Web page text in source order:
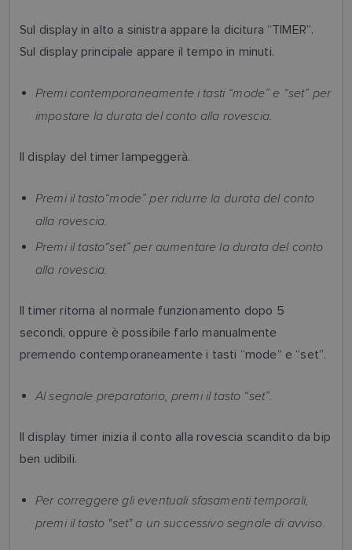
Sul display in alto a sinistra appare la dicitura “TIMER”.
Sul display principale appare il tempo in minuti.
Premi contemporaneamente i tasti “mode” e “set” per
impostare la durata del conto alla rovescia.
Il display del timer lampeggerà.
Premi il tasto“mode” per ridurre la durata del conto
alla rovescia.
Premi il tasto“set” per aumentare la durata del conto
alla rovescia.
Il timer ritorna al normale funzionamento dopo 5
secondi, oppure è possibile farlo manualmente
premendo contemporaneamente i tasti “mode” e “set”.
Al segnale preparatorio, premi il tasto “set”.
Il display timer inizia il conto alla rovescia scandito da bip
ben udibili.
Per correggere gli eventuali sfasamenti temporali,
premi il tasto "set" a un successivo segnale di avviso.